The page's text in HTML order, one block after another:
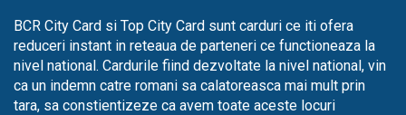
BCR City Card si Top City Card sunt carduri ce iti ofera
reduceri instant in reteaua de parteneri ce functioneaza la
nivel national. Cardurile fiind dezvoltate la nivel national, vin
ca un indemn catre romani sa calatoreasca mai mult prin
tara, sa constientizeze ca avem toate aceste locuri